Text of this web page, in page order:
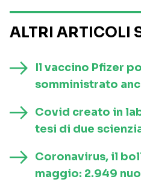
ALTRI ARTICOLI
Il vaccino Pfizer
somministrato
Covid creato in
tesi di due
Coronavirus, il
maggio: 2.949